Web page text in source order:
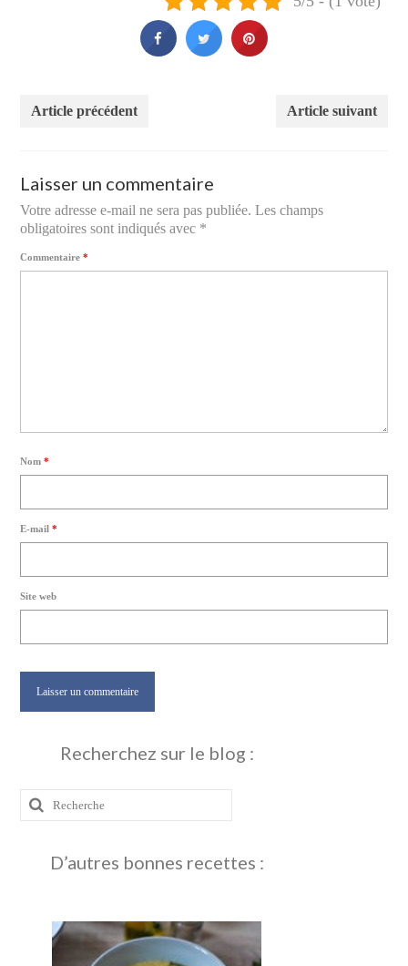
Article précédent Article suivant
Laisser un commentaire
Votre adresse e-mail ne sera pas publiée. Les champs
obligatoires sont indiqués avec *
Commentaire*
Nom*
E-mail*
Site web
Recherchez sur le blog :
D’autres bonnes recettes :